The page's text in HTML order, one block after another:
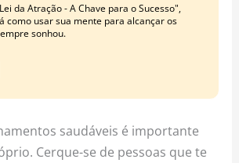
da Atração - A Chave para o Sucesso",
como usar sua mente para alcançar os
sonhou.
saudáveis é importante
Cerque-se de pessoas que te